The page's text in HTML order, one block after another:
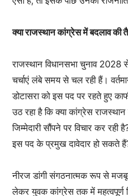
क्या राजस्थान कांग्रेस में बदलाव की
राजस्थान विधानसभा चुनाव
चर्चाएं लंबे समय से चल रही हैं।
डोटासरा को इस पद पर रहते हुए
उठ रहा है कि क्या कांग्रेस
जिम्मेदारी सौंपने पर विचार कर रही
इस पद के प्रमुख दावेदार हो सकते
नीरज डांगी संगठनात्मक रूप से
लेकर युवक कांग्रेस तक में महत्वपूर्ण